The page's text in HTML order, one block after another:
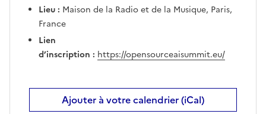
Lieu : Maison de la Radio et de la Musique, Paris,
France
Lien
d’inscription : https://opensourceaisummit.eu/
Ajouter à votre calendrier (iCal)